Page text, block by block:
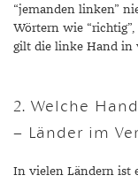
“jemanden linken”
Wörtern wie “richtig”,
gilt die linke Hand in
2. Welche
– Länder im
In vielen Ländern ist